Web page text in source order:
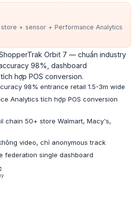
+ sensor + Performance Analytics
Orbit 7 — chuẩn industry
98%, dashboard
hợp POS conversion.
98% entrance retail 1.5-3m wide
Analytics tích hợp POS conversion
chain 50+ store Walmart, Macy's,
video, chỉ anonymous track
federation single dashboard